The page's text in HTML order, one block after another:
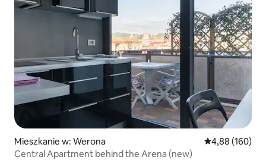
Mieszkanie w: Werona Średnia
4,88 (160)
Central Apartment behind the Arena (new)